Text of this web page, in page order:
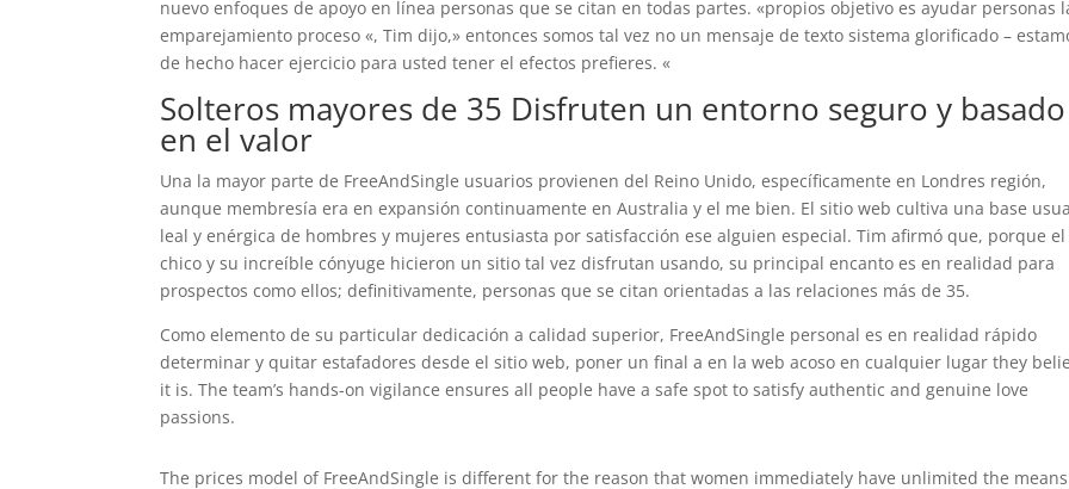
nuevo enfoques de apoyo en línea personas que se citan en todas partes. «propios objetivo es ayudar personas
emparejamiento proceso «, Tim dijo,» entonces somos tal vez no un mensaje de texto sistema glorificado –
de hecho hacer ejercicio para usted tener el efectos prefieres. «
Solteros mayores de 35 Disfruten un entorno seguro y basado
en el valor
Una la mayor parte de FreeAndSingle usuarios provienen del Reino Unido, específicamente en Londres región,
aunque membresía era en expansión continuamente en Australia y el me bien. El sitio web cultiva una base
leal y enérgica de hombres y mujeres entusiasta por satisfacción ese alguien especial. Tim afirmó que, porque el
chico y su increíble cónyuge hicieron un sitio tal vez disfrutan usando, su principal encanto es en realidad para
prospectos como ellos; definitivamente, personas que se citan orientadas a las relaciones más de 35.
Como elemento de su particular dedicación a calidad superior, FreeAndSingle personal es en realidad rápido
determinar y quitar estafadores desde el sitio web, poner un final a en la web acoso en cualquier lugar they
it is. The team’s hands-on vigilance ensures all people have a safe spot to satisfy authentic and genuine love
passions.
The prices model of FreeAndSingle is different for the reason that women immediately have unlimited the